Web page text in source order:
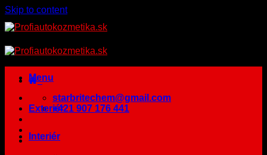
Skip to content
Menu
starbritechem@gmail.com
+421 907 176 441
Exteriér
Interiér